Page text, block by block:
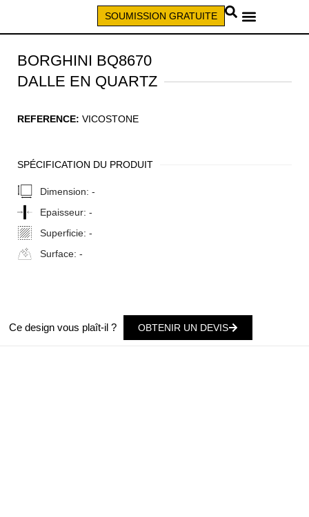
SOUMISSION GRATUITE
BORGHINI BQ8670
DALLE EN QUARTZ
REFERENCE: VICOSTONE
SPÉCIFICATION DU PRODUIT
Dimension: -
Epaisseur: -
Superficie: -
Surface: -
Ce design vous plaît-il ? OBTENIR UN DEVIS